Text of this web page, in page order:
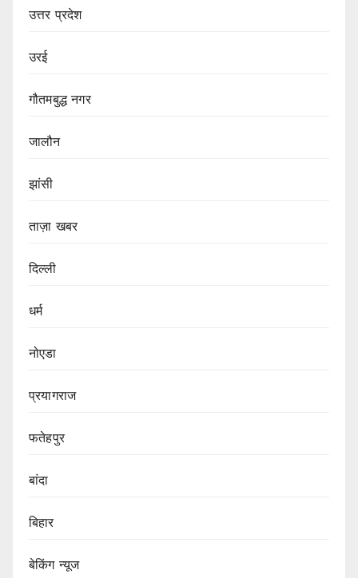
उत्तर प्रदेश
उरई
गौतमबुद्ध नगर
जालौन
झांसी
ताज़ा खबर
दिल्ली
धर्म
नोएडा
प्रयागराज
फतेहपुर
बांदा
बिहार
बेकिंग न्यूज